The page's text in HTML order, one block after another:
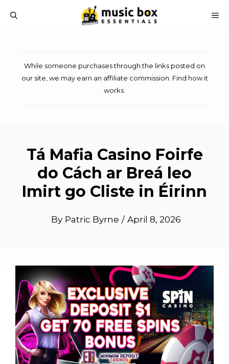
While someone purchases through the links posted on
our site, we may earn an affiliate commission. Find how it
works
Tá Mafia Casino Foirfe
do Cách ar Breá leo
Imirt go Cliste in Éirinn
By Patric Byrne / April 8, 2026